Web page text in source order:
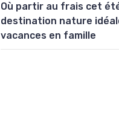
Où partir au frais cet
destination nature
vacances en famille